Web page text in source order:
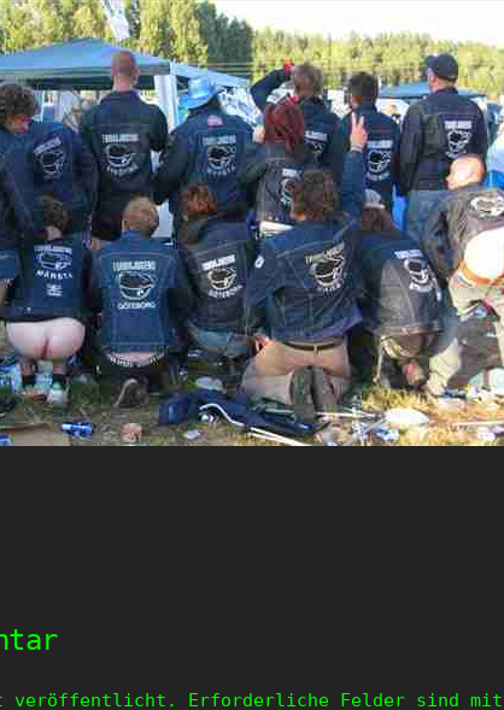
veröffentlicht. Erforderliche Felder sind mit